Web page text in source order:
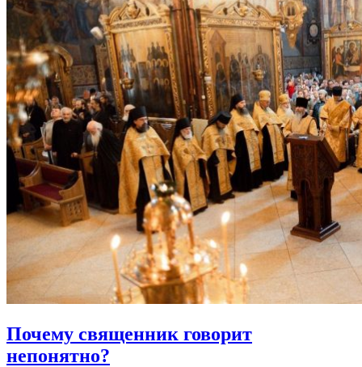
Почему священник говорит
непонятно?